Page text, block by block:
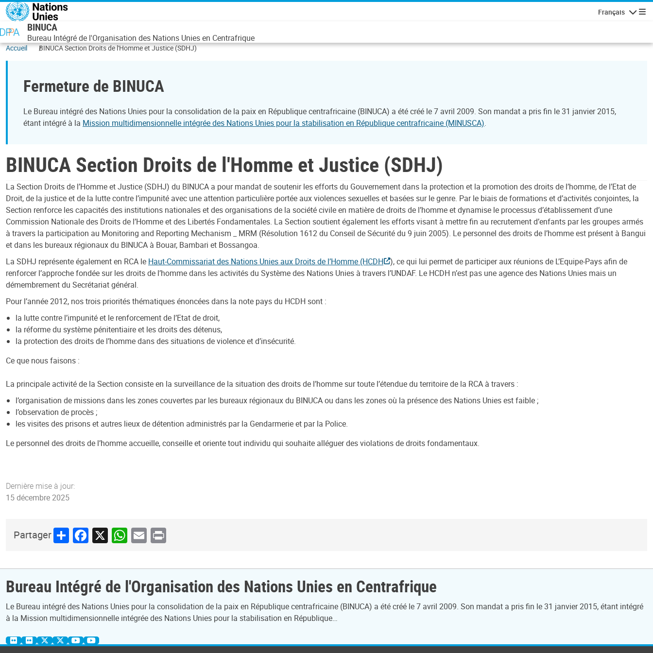
Aller au contenu principal
Français
BINUCA
Bureau Intégré de l'Organisation des Nations Unies en Centrafrique
Accueil BINUCA Section Droits de l'Homme et Justice (SDHJ)
Fermeture de BINUCA
Le Bureau intégré des Nations Unies pour la consolidation de la paix en République centrafricaine (BINUCA) a été créé le 7 avril 2009. Son mandat a pris fin le 31 janvier 2015,
étant intégré à la Mission multidimensionnelle intégrée des Nations Unies pour la stabilisation en République centrafricaine (MINUSCA).
BINUCA Section Droits de l'Homme et Justice (SDHJ)
La Section Droits de l’Homme et Justice (SDHJ) du BINUCA a pour mandat de soutenir les efforts du Gouvernement dans la protection et la promotion des droits de l’homme, de l’Etat de
Droit, de la justice et de la lutte contre l’impunité avec une attention particulière portée aux violences sexuelles et basées sur le genre. Par le biais de formations et d’activités conjointes, la
Section renforce les capacités des institutions nationales et des organisations de la société civile en matière de droits de l’homme et dynamise le processus d’établissement d’une
Commission Nationale des Droits de l’Homme et des Libertés Fondamentales. La Section soutient également les efforts visant à mettre fin au recrutement d’enfants par les groupes armés
à travers la participation au Monitoring and Reporting Mechanism _ MRM (Résolution 1612 du Conseil de Sécurité du 9 juin 2005). Le personnel des droits de l’homme est présent à Bangui
et dans les bureaux régionaux du BINUCA à Bouar, Bambari et Bossangoa.
La SDHJ représente également en RCA le Haut-Commissariat des Nations Unies aux Droits de l’Homme (HCDH
), ce qui lui permet de participer aux réunions de L’Equipe-Pays afin de
renforcer l’approche fondée sur les droits de l’homme dans les activités du Système des Nations Unies à travers l’UNDAF. Le HCDH n’est pas une agence des Nations Unies mais un
démembrement du Secrétariat général.
Pour l’année 2012, nos trois priorités thématiques énoncées dans la note pays du HCDH sont :
la lutte contre l’impunité et le renforcement de l’Etat de droit,
la réforme du système pénitentiaire et les droits des détenus,
la protection des droits de l’homme dans des situations de violence et d’insécurité.
Ce que nous faisons :
La principale activité de la Section consiste en la surveillance de la situation des droits de l’homme sur toute l’étendue du territoire de la RCA à travers :
l’organisation de missions dans les zones couvertes par les bureaux régionaux du BINUCA ou dans les zones où la présence des Nations Unies est faible ;
l’observation de procès ;
les visites des prisons et autres lieux de détention administrés par la Gendarmerie et par la Police.
Le personnel des droits de l’homme accueille, conseille et oriente tout individu qui souhaite alléguer des violations de droits fondamentaux.
Dernière mise à jour:
15 décembre 2025
PartagerShareFacebook
X WhatsApp
Email
Print
Bureau Intégré de l'Organisation des Nations Unies en Centrafrique
Le Bureau intégré des Nations Unies pour la consolidation de la paix en République centrafricaine (BINUCA) a été créé le 7 avril 2009. Son mandat a pris fin le 31 janvier 2015, étant intégré
à la Mission multidimensionnelle intégrée des Nations Unies pour la stabilisation en République…